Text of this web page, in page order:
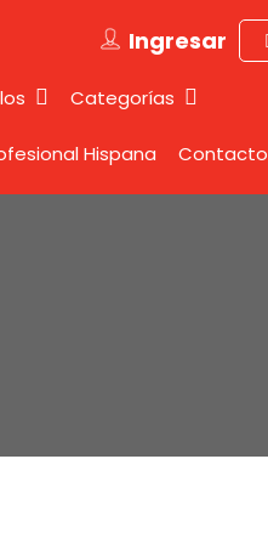
Ingresar
Categorías
Hispana Contacto